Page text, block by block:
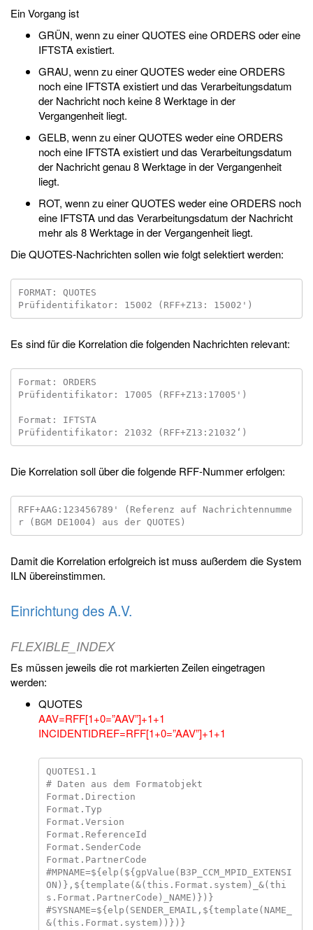
Ein Vorgang ist
GRÜN, wenn zu einer QUOTES eine ORDERS oder eine
IFTSTA existiert.
GRAU, wenn zu einer QUOTES weder eine ORDERS
noch eine IFTSTA existiert und das Verarbeitungsdatum
der Nachricht noch keine 8 Werktage in der
Vergangenheit liegt.
GELB, wenn zu einer QUOTES weder eine ORDERS
noch eine IFTSTA existiert und das Verarbeitungsdatum
der Nachricht genau 8 Werktage in der Vergangenheit
liegt.
ROT, wenn zu einer QUOTES weder eine ORDERS noch
eine IFTSTA und das Verarbeitungsdatum der Nachricht
mehr als 8 Werktage in der Vergangenheit liegt.
Die QUOTES-Nachrichten sollen wie folgt selektiert werden:
FORMAT: QUOTES
Es sind für die Korrelation die folgenden Nachrichten relevant:
Format: ORDERS
Prüfidentifikator: 17005 (RFF+Z13:17005')
Format: IFTSTA
Die Korrelation soll über die folgende RFF-Nummer erfolgen:
RFF+AAG:123456789' (Referenz auf Nachrichtennumme
Damit die Korrelation erfolgreich ist muss außerdem die System
ILN übereinstimmen.
Einrichtung des A.V.
FLEXIBLE_INDEX
Es müssen jeweils die rot markierten Zeilen eingetragen
werden:
QUOTES
AAV=RFF[1+0=”AAV”]+1+1
INCIDENTIDREF=RFF[1+0=”AAV”]+1+1
QUOTES1.1
# Daten aus dem Formatobjekt
Format.Direction
Format.Typ
Format.Version
Format.ReferenceId
Format.SenderCode
Format.PartnerCode
#MPNAME=${elp(${gpValue(B3P_CCM_MPID_EXTENSI
ON)},${template(&(this.Format.system)_&(thi
s.Format.PartnerCode)_NAME)})}
#SYSNAME=${elp(SENDER_EMAIL,${template(NAME_
&(this.Format.system))})}